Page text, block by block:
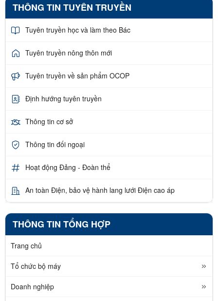
THÔNG TIN TUYÊN TRUYỀN
Tuyên truyền học và làm theo Bác
Tuyên truyền nông thôn mới
Tuyên truyền về sản phẩm OCOP
Định hướng tuyên truyền
Thông tin cơ sở
Thông tin đối ngoại
Hoạt động Đảng - Đoàn thể
An toàn Điện, bảo vệ hành lang lưới Điện cao áp
THÔNG TIN TỔNG HỢP
Trang chủ
Tổ chức bộ máy
Doanh nghiệp